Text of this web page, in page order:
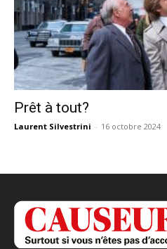
Prêt à tout?
Laurent Silvestrini - 16 octobre 2024